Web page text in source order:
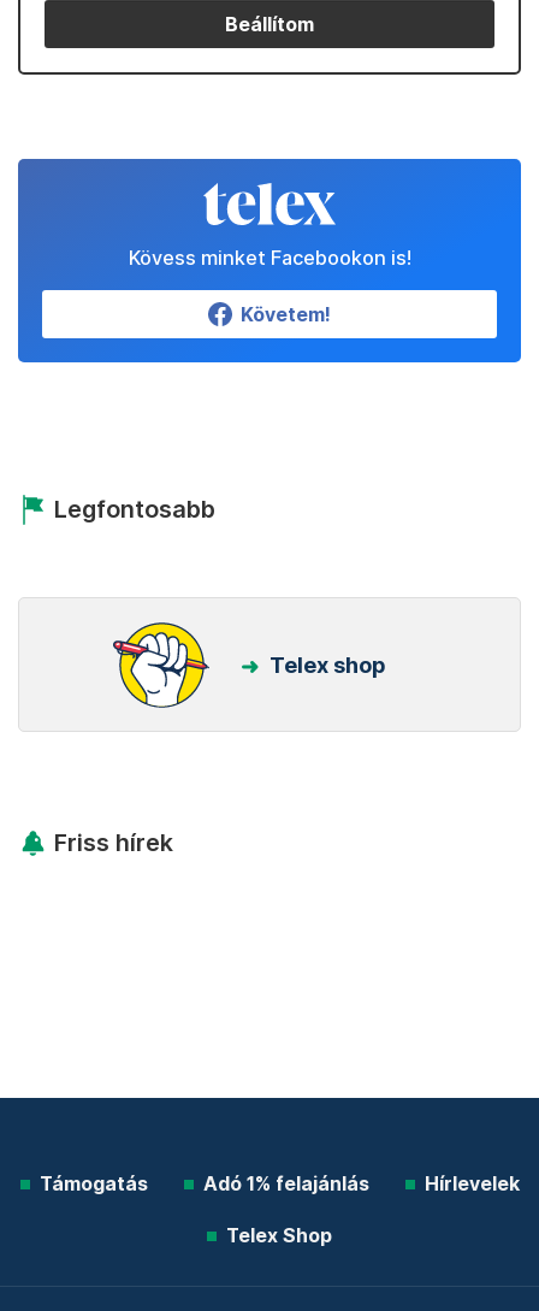
Beállítom
Kövess minket Facebookon is!
Követem!
Legfontosabb
Telex shop
Friss hírek
Támogatás Adó 1% felajánlás Hírlevelek
Telex Shop